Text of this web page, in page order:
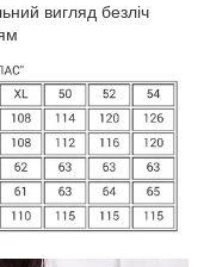
вигляд безліч